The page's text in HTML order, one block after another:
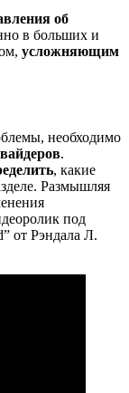
об
в больших и
усложняющим
необходимо
.
, какие
Размышляя
под
от Рэндала Л.